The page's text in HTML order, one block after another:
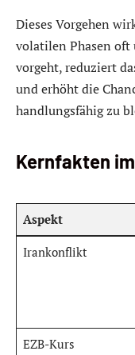
Dieses Vorgehen
volatilen Phasen oft
vorgeht, reduziert
und erhöht die
handlungsfähig zu
Kernfakten
Aspekt
Irankonflikt
EZB-Kurs